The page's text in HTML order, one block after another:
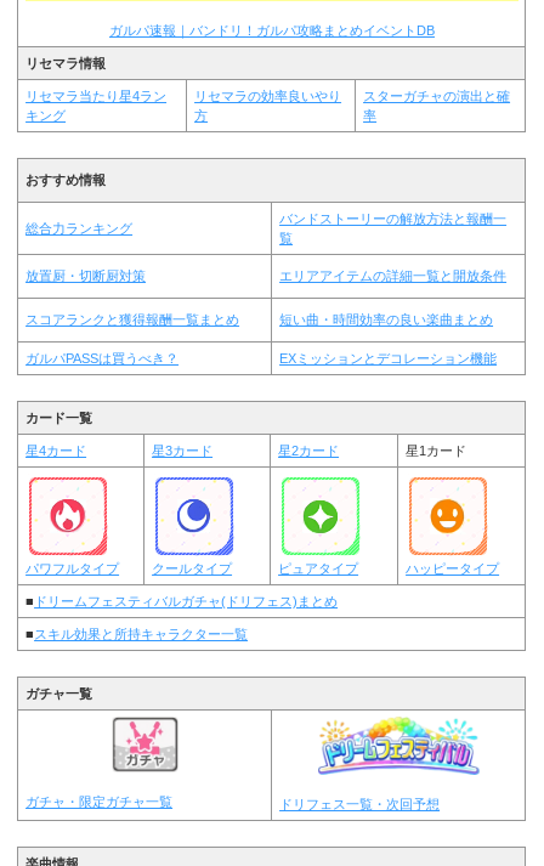
ガルパ速報｜バンドリ！ガルパ攻略まとめイベントDB
リセマラ情報
リセマラ当たり星4ラン
キング
リセマラの効率良いやり
方
スターガチャの演出と確
率
おすすめ情報
総合力ランキング
バンドストーリーの解放方法と報酬一
覧
放置厨・切断厨対策 エリアアイテムの詳細一覧と開放条件
スコアランクと獲得報酬一覧まとめ 短い曲・時間効率の良い楽曲まとめ
ガルパPASSは買うべき？ EXミッションとデコレーション機能
カード一覧
星4カード 星3カード 星2カード 星1カード
パワフルタイプ クールタイプ ピュアタイプ ハッピータイプ
■ ドリームフェスティバルガチャ(ドリフェス)まとめ
■スキル効果と所持キャラクター一覧
ガチャ一覧
ガチャ・限定ガチャ一覧 ドリフェス一覧・次回予想